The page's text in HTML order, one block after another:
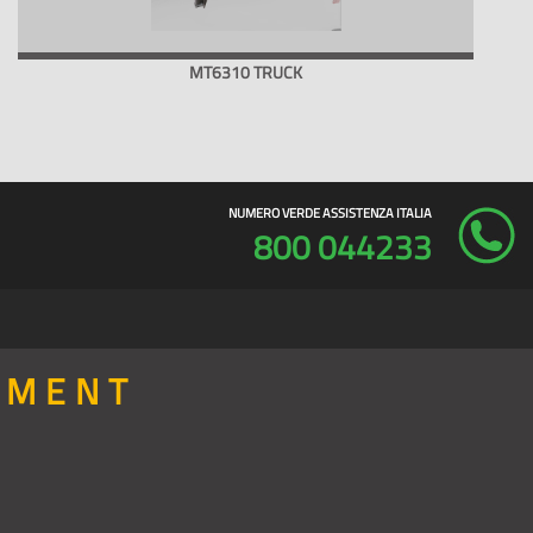
MT6310 TRUCK
NUMERO VERDE ASSISTENZA ITALIA
800 044233